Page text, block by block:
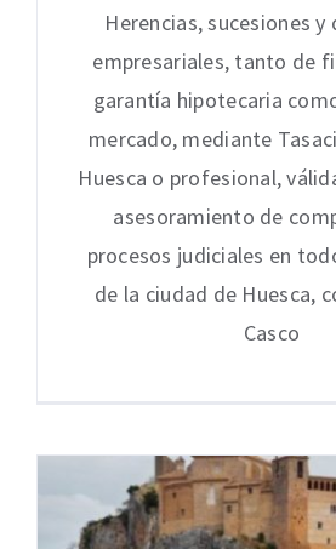
Herencias, sucesiones y
empresariales, tanto de
garantía hipotecaria
mercado, mediante
Huesca o profesional,
asesoramiento de
procesos judiciales en
de la ciudad de Huesca,
Casco